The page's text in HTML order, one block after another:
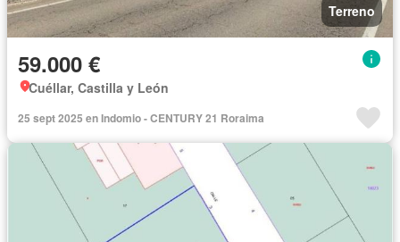
Terreno
59.000 €
Cuéllar, Castilla y León
25 sept 2025 en Indomio - CENTURY 21 Roraima